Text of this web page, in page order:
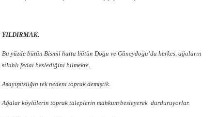
YILDIRMAK.
Bu yüzde bütün Bismil hatta bütün Doğu ve Güneydoğu’da herkes, ağaların
silahlı fedai beslediğini bilmekte.
Asayişsizliğin tek nedeni toprak demiştik.
Ağalar köylülerin toprak taleplerin mahkum besleyerek durduruyorlar.